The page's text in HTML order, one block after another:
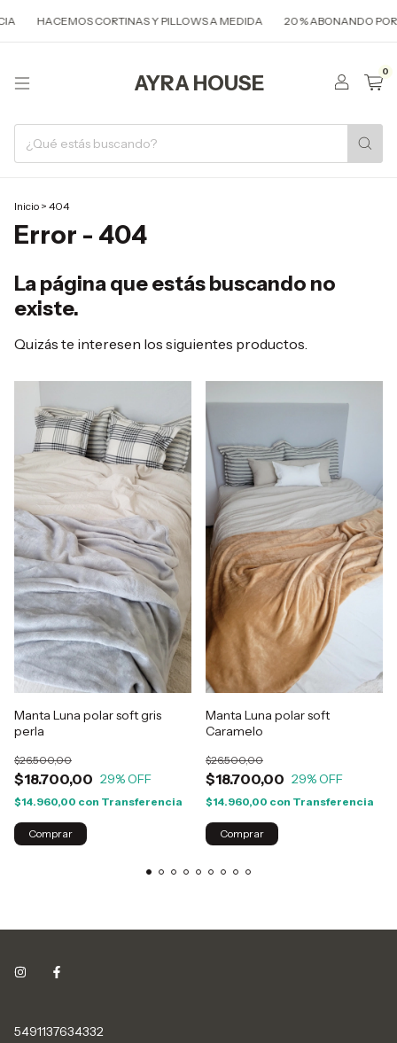
HACEMOS CORTINAS Y PILLOWS A MEDIDA 20 % ABONANDO POR
AYRA HOUSE 0
Inicio > 404
Error - 404
La página que estás buscando no
existe.
Quizás te interesen los siguientes productos.
Manta Luna polar soft gris
perla
$18.700,00
$26.500,00
29% OFF
$14.960,00 con Transferencia
Manta Luna polar soft
Caramelo
$18.700,00
$26.500,00
29% OFF
$14.960,00 con Transferencia
5491137634332